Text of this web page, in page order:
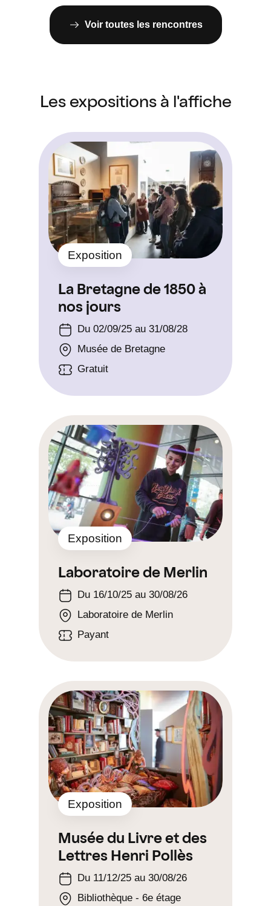
Voir toutes les rencontres
Les expositions à l'affiche
La Bretagne de 1850 à
nos jours
Exposition
Du 02/09/25 au 31/08/28
Musée de Bretagne
Gratuit
Laboratoire de Merlin
Exposition
Du 16/10/25 au 30/08/26
Laboratoire de Merlin
Payant
Musée du Livre et des
Lettres Henri Pollès
Exposition
Du 11/12/25 au 30/08/26
Bibliothèque - 6e étage